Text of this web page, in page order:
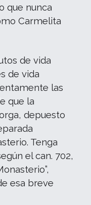
que nunca
Carmelita
de vida
de vida
las
que la
depuesto
Tenga
el can. 702,
esa breve